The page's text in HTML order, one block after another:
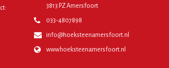
3813 PZ Amersfoort
033-4807898
info@hoeksteenamersfoort.nl
www.hoeksteenamersfoort.nl